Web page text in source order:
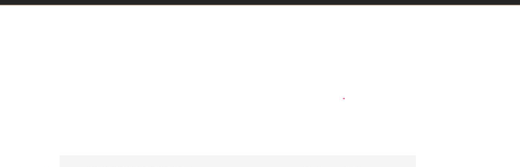
Créer une alerte